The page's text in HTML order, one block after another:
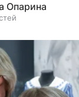
Опарина